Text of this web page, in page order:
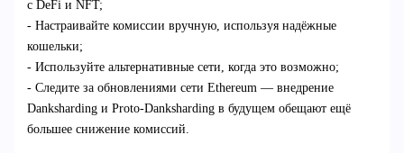
с DeFi и NFT;
- Настраивайте комиссии вручную, используя надёжные
кошельки;
- Используйте альтернативные сети, когда это возможно;
- Следите за обновлениями сети Ethereum — внедрение
Danksharding и Proto-Danksharding в будущем обещают ещё
большее снижение комиссий.